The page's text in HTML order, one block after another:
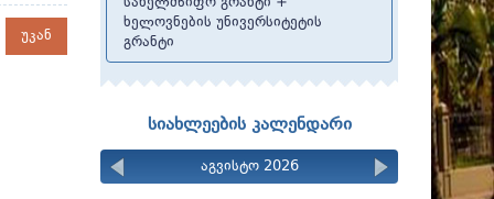
უკან
ხელოვნების უნივერსიტეტის
გრანტი
სიახლეების კალენდარი
აგვისტო 2026